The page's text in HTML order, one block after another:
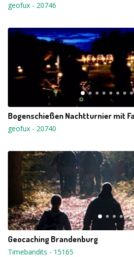
geofux - 20746
Bogenschießen Nachtturnier mit
geofux - 20740
Geocaching Brandenburg
Timebandits - 15165